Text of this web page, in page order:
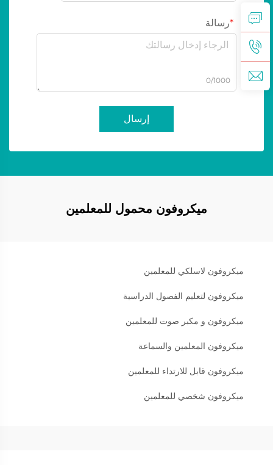
رسالة
0/1000
إرسال
ميكروفون محمول للمعلمين
ميكروفون لاسلكي للمعلمين
ميكروفون لتعليم الفصول الدراسية
ميكروفون و مكبر صوت للمعلمين
ميكروفون المعلمين والسماعة
ميكروفون قابل للارتداء للمعلمين
ميكروفون شخصي للمعلمين